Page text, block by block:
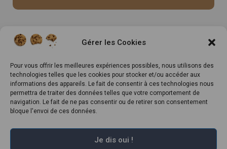
Gérer les Cookies
Pour vous offrir les meilleures expériences possibles, nous utilisons des
technologies telles que les cookies pour stocker et/ou accéder aux
informations des appareils. Le fait de consentir à ces technologies nous
permettra de traiter des données telles que votre comportement de
navigation. Le fait de ne pas consentir ou de retirer son consentement
bloque l'envoi de ces données.
Je dis oui !
Recrutement
Rappels produits
Inscrivez-vous à notre
newsletter